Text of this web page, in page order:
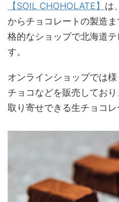
【SOIL CHOHOLATE】 は
からチョコレートの製造
格的なショップで北海道
す。
オンラインショップでは
チョコなどを販売してお
取り寄せできる生チョコレ